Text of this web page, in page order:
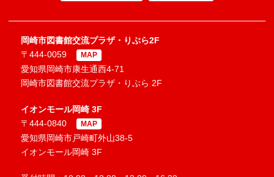
岡崎市図書館交流プラザ・りぶら2F
〒444-0059
MAP
愛知県岡崎市康生通西4-71
岡崎市図書館交流プラザ・りぶら 2F
イオンモール岡崎 3F
〒444-0840
MAP
愛知県岡崎市戸崎町外山38-5
イオンモール岡崎 3F